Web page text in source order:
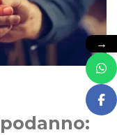
→